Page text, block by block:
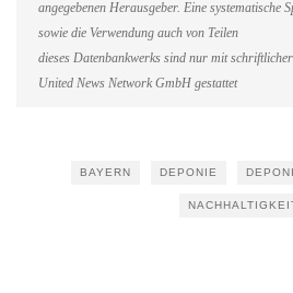
angegebenen Herausgeber. Eine systematische
sowie die Verwendung auch von Teilen
dieses Datenbankwerks sind nur mit
United News Network GmbH gestattet
BAYERN DEPONIE